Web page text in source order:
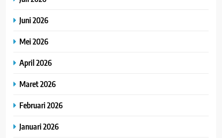
Juni 2026
Mei 2026
April 2026
Maret 2026
Februari 2026
Januari 2026